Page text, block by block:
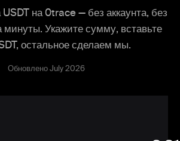
на 0trace — без аккаунта, без
минуты. Укажите сумму, вставьте
остальное сделаем мы.
Обновлено July 2026